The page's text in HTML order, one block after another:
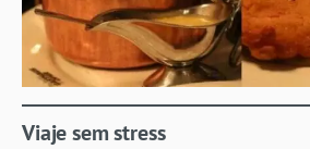
Viaje sem stress